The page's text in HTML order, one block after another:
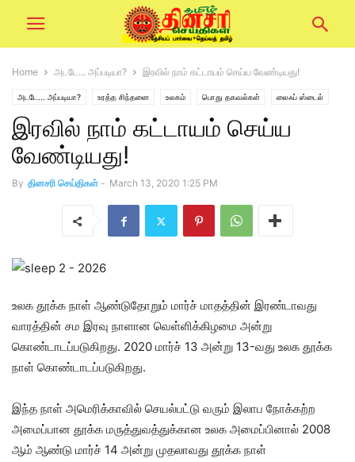
Home அடடே... அப்படியா? இரவில் நாம் கட்டாயம் செய்ய வேண்டியது!
அடடே... அப்படியா? உரத்த சிந்தனை உலகம் பொது தகவல்கள் லைஃப் ஸ்டைல்
இரவில் நாம் கட்டாயம் செய்ய
வேண்டியது!
By தினசரி செய்திகள் - March 13, 2020 1:25 PM
உலக தூக்க நாள் ஆண்டுதோறும் மார்ச் மாதத்தின் இரண்டாவது
வாரத்தின் சம இரவு நாளான வெள்ளிக்கிழமை அன்று
கொண்டாடப்படுகிறது. 2020 மார்ச் 13 அன்று 13-வது உலக தூக்க
நாள் கொண்டாடப்படுகிறது.
இந்த நாள் அமெரிக்காவில் செயல்பட்டு வரும் இலாப நோக்கற்ற
அமைப்பான தூக்க மருத்துவத்துக்கான உலக அமைப்பினால் 2008
ஆம் ஆண்டு மார்ச் 14 அன்று முதலாவது தூக்க நாள்